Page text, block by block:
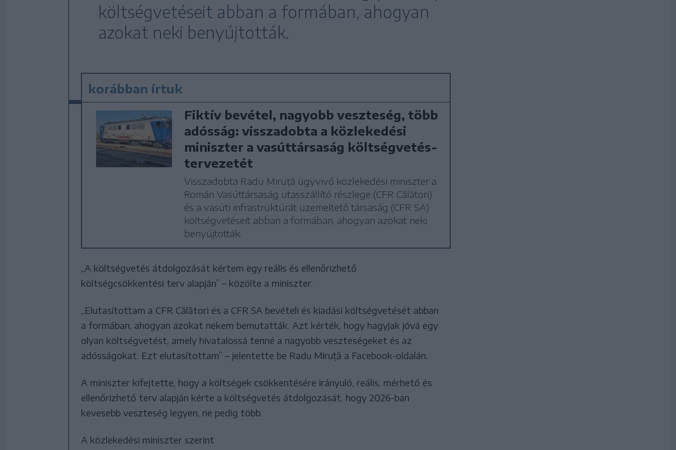
költségvetéseit abban a formában, ahogyan
azokat neki benyújtották.
korábban írtuk
Fiktív bevétel, nagyobb veszteség, több
adósság: visszadobta a közlekedési
miniszter a vasúttársaság költségvetés-
tervezetét
Visszadobta Radu Miruță ügyvivő közlekedési miniszter a
Román Vasúttársaság utasszállító részlege (CFR Călători)
és a vasúti infrastruktúrát üzemeltető társaság (CFR SA)
költségvetéseit abban a formában, ahogyan azokat neki
benyújtották.
„A költségvetés átdolgozását kértem egy reális és ellenőrizhető
költségcsökkentési terv alapján” – közölte a miniszter.
„Elutasítottam a CFR Călători és a CFR SA bevételi és kiadási költségvetését abban
a formában, ahogyan azokat nekem bemutatták. Azt kérték, hogy hagyjak jóvá egy
olyan költségvetést, amely hivatalossá tenné a nagyobb veszteségeket és az
adósságokat. Ezt elutasítottam” – jelentette be Radu Miruță a Facebook-oldalán.
A miniszter kifejtette, hogy a költségek csökkentésére irányuló, reális, mérhető és
ellenőrizhető terv alapján kérte a költségvetés átdolgozását, hogy 2026-ban
kevesebb veszteség legyen, ne pedig több.
A közlekedési miniszter szerint